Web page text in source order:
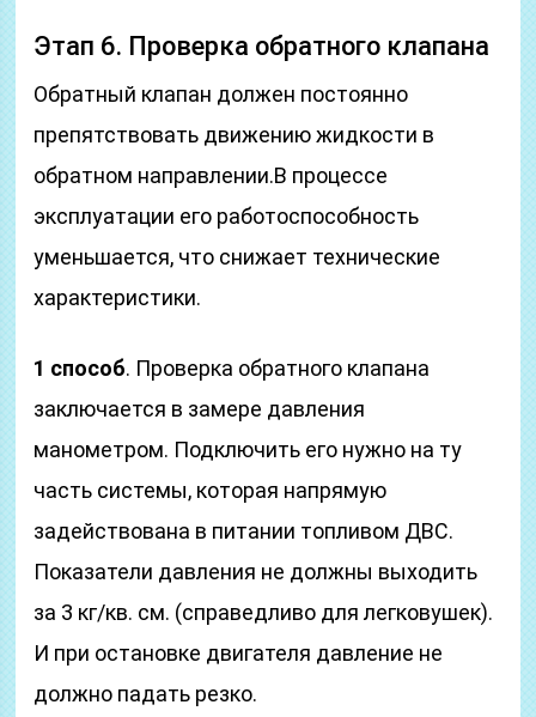
Этап 6. Проверка обратного клапана
Обратный клапан должен постоянно
препятствовать движению жидкости в
обратном направлении.В процессе
эксплуатации его работоспособность
уменьшается, что снижает технические
характеристики.
1 способ. Проверка обратного клапана
заключается в замере давления
манометром. Подключить его нужно на ту
часть системы, которая напрямую
задействована в питании топливом ДВС.
Показатели давления не должны выходить
за 3 кг/кв. см. (справедливо для легковушек).
И при остановке двигателя давление не
должно падать резко.